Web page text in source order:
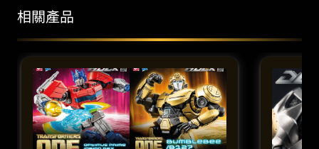
相關產品